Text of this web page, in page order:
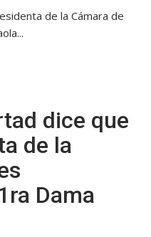
de la Cámara de
dice que
de la
Dama